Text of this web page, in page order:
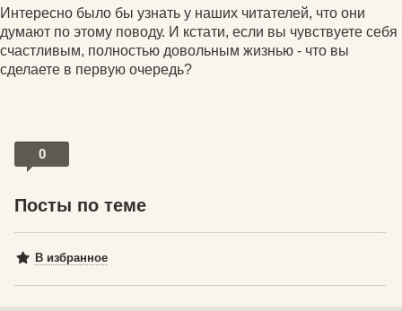
Интересно было бы узнать у наших читателей, что они
думают по этому поводу. И кстати, если вы чувствуете себя
счастливым, полностью довольным жизнью - что вы
сделаете в первую очередь?
0
Посты по теме
В избранное